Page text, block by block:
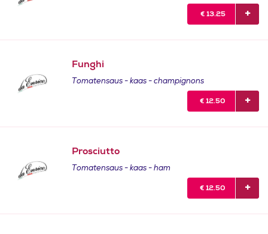
€ 13.25
Funghi
Tomatensaus - kaas - champignons
€ 12.50
Prosciutto
Tomatensaus - kaas - ham
€ 12.50